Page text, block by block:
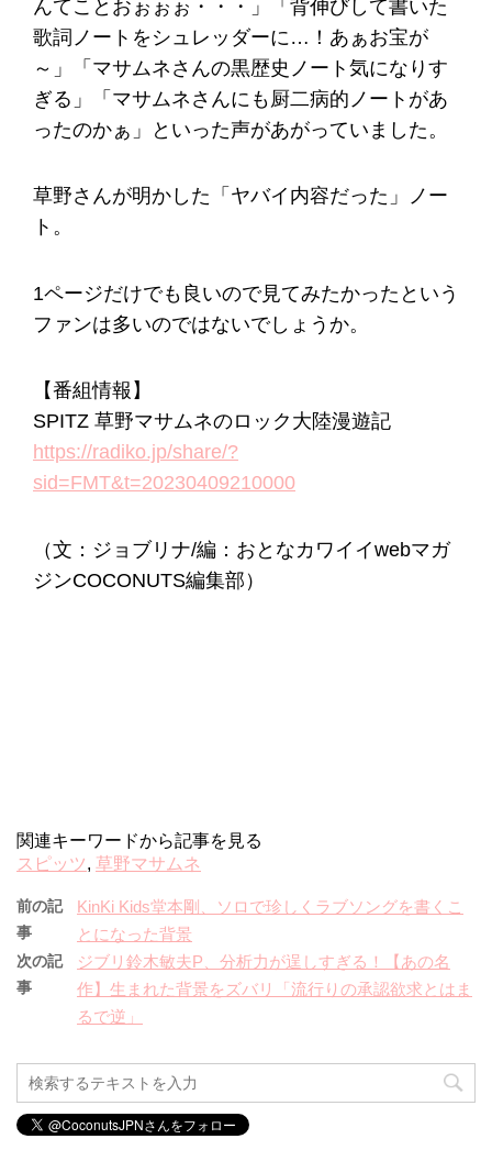
んてことおぉぉぉ・・・」「背伸びして書いた
歌詞ノートをシュレッダーに…！あぁお宝が
～」「マサムネさんの黒歴史ノート気になりす
ぎる」「マサムネさんにも厨二病的ノートがあ
ったのかぁ」といった声があがっていました。
草野さんが明かした「ヤバイ内容だった」ノー
ト。
1ページだけでも良いので見てみたかったという
ファンは多いのではないでしょうか。
【番組情報】
SPITZ 草野マサムネのロック大陸漫遊記
https://radiko.jp/share/?
sid=FMT&t=20230409210000
（文：ジョブリナ/編：おとなカワイイwebマガ
ジンCOCONUTS編集部）
関連キーワードから記事を見る
スピッツ, 草野マサムネ
前の記
事
KinKi Kids堂本剛、ソロで珍しくラブソングを書くこ
とになった背景
次の記
事
ジブリ鈴木敏夫P、分析力が逞しすぎる！【あの名
作】生まれた背景をズバリ「流行りの承認欲求とはま
るで逆」